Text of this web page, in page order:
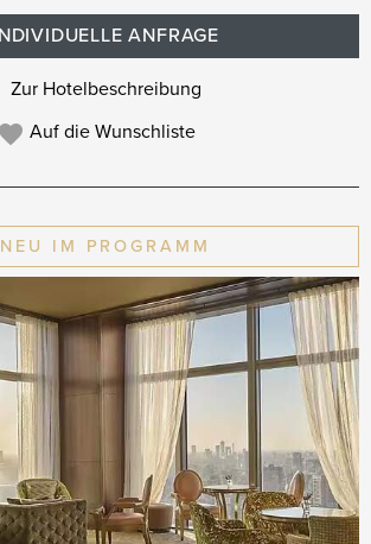
ANFRAGE
Zur Hotelbeschreibung
Auf die Wunschliste
NEU IM PROGRAMM